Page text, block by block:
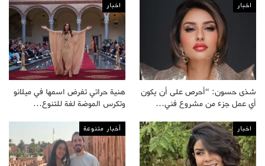
اخبار
شذى حسون: “أحرص على أن يكون
أي عمل جزء من مشروع فني…
اخبار
هنية حراتي تفرض اسمها في ميلانو
وتكرس الموضة لغة للتنوع…
اخبار أخبار متنوعة